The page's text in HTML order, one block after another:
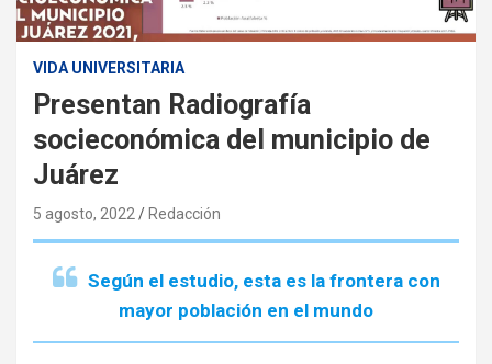
VIDA UNIVERSITARIA
Presentan Radiografía
socieconómica del municipio de
Juárez
5 agosto, 2022 Redacción
Según el estudio, esta es la frontera con
mayor población en el mundo